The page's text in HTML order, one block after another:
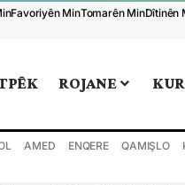
Favoriyên MinTomarên MinDîtinên
ROJANE
AMED ENQERE QAMIŞLO